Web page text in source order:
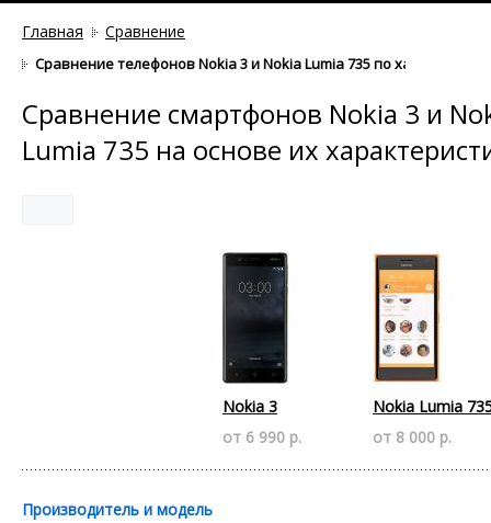
Главная Сравнение
Сравнение телефонов Nokia 3 и Nokia Lumia 735 по
Сравнение смартфонов Nokia 3 и
Lumia 735 на основе их
Nokia 3
от 6 990 р.
Nokia Lumia
от 8 000 р.
Производитель и модель